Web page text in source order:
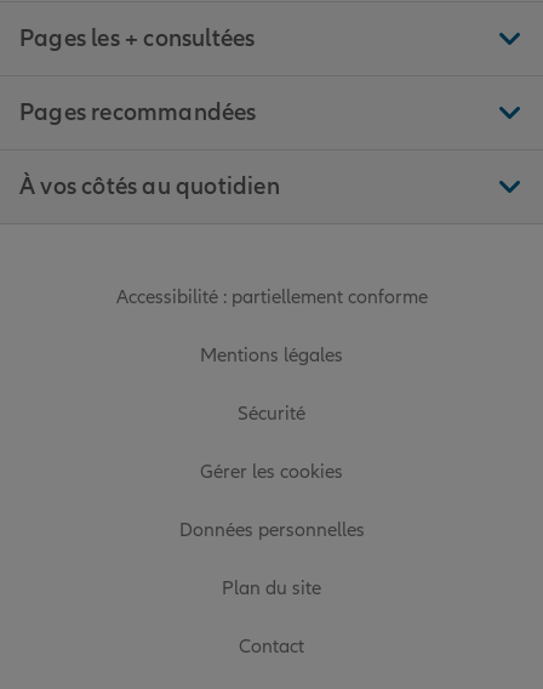
Pages les + consultées
Pages recommandées
À vos côtés au quotidien
Accessibilité : partiellement conforme
Mentions légales
Sécurité
Gérer les cookies
Données personnelles
Plan du site
Contact